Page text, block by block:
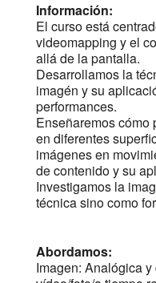
Información:
El curso está
videomapping y el
allá de la pantalla.
Desarrollamos la
imagén y su
performances.
Enseñaremos cómo
en diferentes
imágenes en
de contenido y su
Investigamos la
técnica sino como
Abordamos:
Imagen: Analógica